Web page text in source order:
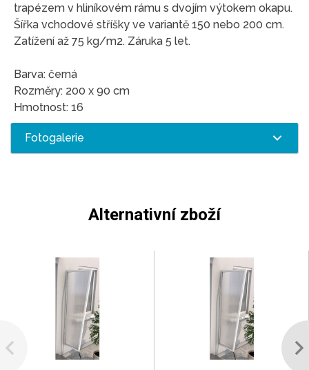
trapézem v hliníkovém rámu s dvojím výtokem okapu.
Šířka vchodové stříšky ve variantě 150 nebo 200 cm.
Zatížení až 75 kg/m2. Záruka 5 let.
Barva: černá
Rozměry: 200 x 90 cm
Hmotnost: 16
Fotogalerie
Alternativní zboží